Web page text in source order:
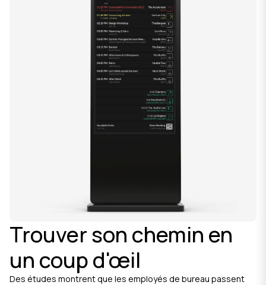
Trouver son chemin en
un coup d'œil
Des études montrent que les employés de bureau passent